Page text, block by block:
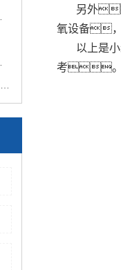
另外
氧设备
以上是
考。